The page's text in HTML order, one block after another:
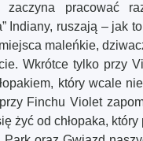
pracować
Indiany, ruszają – jak
maleńkie,
Wkrótce tylko przy
który wcale
Finchu Violet
żyć od chłopaka, który